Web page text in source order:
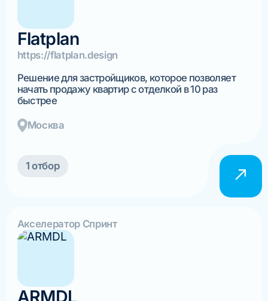
Flatplan
https://flatplan.design
Решение для застройщиков, которое позволяет
начать продажу квартир с отделкой в 10 раз
быстрее
Москва
1 отбор
Акселератор Спринт
ARMDL